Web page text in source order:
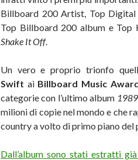
Billboard 200 Artist, Top
Top Billboard 200 album e Top
Shake It Off.
Un vero e proprio trionfo
Swift ai Billboard Music
categorie con l’ultimo album 1989
milioni di copie nel mondo e che
country a volto di primo piano del
Dall’album sono stati estratti